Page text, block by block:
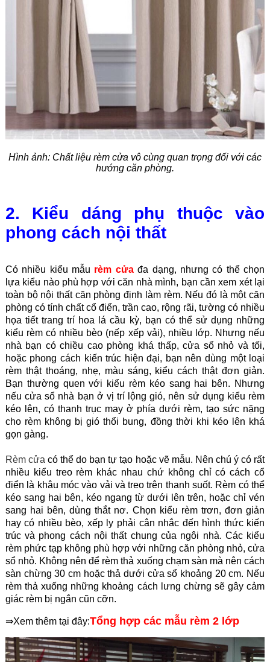
Hình ảnh: Chất liệu rèm cửa vô cùng quan trọng đối với các
hướng căn phòng.
2. Kiểu dáng phụ thuộc vào
phong cách nội thất
Có nhiều kiểu mẫu rèm cửađa dạng, nhưng có thể chọn
lựa kiểu nào phù hợp với căn nhà mình, bạn cần xem xét lại
toàn bộ nội thất căn phòng định làm rèm. Nếu đó là một căn
phòng có tính chất cổ điển, trần cao, rộng rãi, tường có nhiều
họa tiết trang trí hoa lá cầu kỳ, bạn có thể sử dụng những
kiểu rèm có nhiều bèo (nếp xếp vải), nhiều lớp. Nhưng nếu
nhà bạn có chiều cao phòng khá thấp, cửa sổ nhỏ và tối,
hoặc phong cách kiến trúc hiện đại, bạn nên dùng một loại
rèm thật thoáng, nhẹ, màu sáng, kiểu cách thật đơn giản.
Bạn thường quen với kiểu rèm kéo sang hai bên. Nhưng
nếu cửa sổ nhà bạn ở vị trí lộng gió, nên sử dụng kiểu rèm
kéo lên, có thanh trục may ở phía dưới rèm, tạo sức nặng
cho rèm không bị gió thổi bung, đồng thời khi kéo lên khá
gọn gàng.
Rèm cửa có thể do bạn tự tạo hoặc vẽ mẫu. Nên chú ý có rất
nhiều kiểu treo rèm khác nhau chứ không chỉ có cách cổ
điển là khâu móc vào vải và treo trên thanh suốt. Rèm có thể
kéo sang hai bên, kéo ngang từ dưới lên trên, hoặc chỉ vén
sang hai bên, dùng thắt nơ. Chọn kiểu rèm trơn, đơn giản
hay có nhiều bèo, xếp ly phải cân nhắc đến hình thức kiến
trúc và phong cách nội thất chung của ngôi nhà. Các kiểu
rèm phức tạp không phù hợp với những căn phòng nhỏ, cửa
sổ nhỏ. Không nên để rèm thả xuống chạm sàn mà nên cách
sàn chừng 30 cm hoặc thả dưới cửa sổ khoảng 20 cm. Nếu
rèm thả xuống những khoảng cách lưng chừng sẽ gây cảm
giác rèm bị ngắn cũn cỡn.
⇒Xem thêm tại đây:Tổng hợp các mẫu rèm 2 lớp